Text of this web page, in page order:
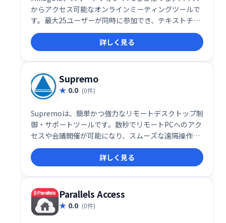
からアクセス可能なオンラインミーティングツールで
す。最大25ユーザーが同時に参加でき、テキストチャ
ットやホワイトボード機能、録音機能も搭載。HTML
ビューアーによるスムーズな画面共有と管理者権限の
簡単交換で、効率的な共同作業を実現します。堅牢で
使いやすいツールをお探しの方に最適です。
詳しく見る
Supremo
0.0 (0件)
Supremoは、簡単かつ強力なリモートデスクトップ制
御・サポートツールです。数秒でリモートPCへのアク
セスや会議開催が可能になり、スムーズな遠隔操作を
実現します。
詳しく見る
Parallels Access
0.0 (0件)